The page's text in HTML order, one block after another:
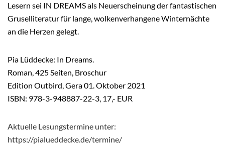
Lesern sei IN DREAMS als Neuerscheinung der fantastischen
Gruselliteratur für lange, wolkenverhangene Winternächte
an die Herzen gelegt.
Pia Lüddecke: In Dreams.
Roman, 425 Seiten, Broschur
Edition Outbird, Gera 01. Oktober 2021
ISBN: 978-3-948887-22-3, 17,- EUR
Aktuelle Lesungstermine unter:
https://pialueddecke.de/termine/